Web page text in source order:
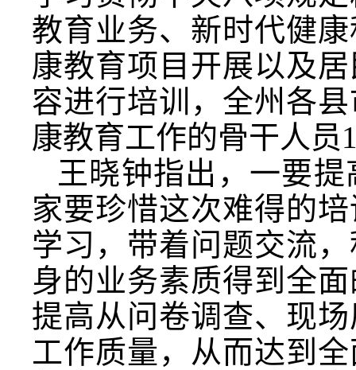
教育业务、新时代健
康教育项目开展以及
容进行培训，全州各
康教育工作的骨干人员
王晓钟指出，一要
家要珍惜这次难得的
学习，带着问题交流
身的业务素质得到全
提高从问卷调查、现
工作质量，从而达到